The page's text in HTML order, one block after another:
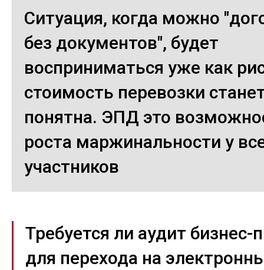
Ситуация, когда можно
без документов", будет
восприниматься уже как
стоимость перевозки
понятна. ЭПД это
роста маржинальности у
участников
Требуется ли аудит бизнес-
для перехода на